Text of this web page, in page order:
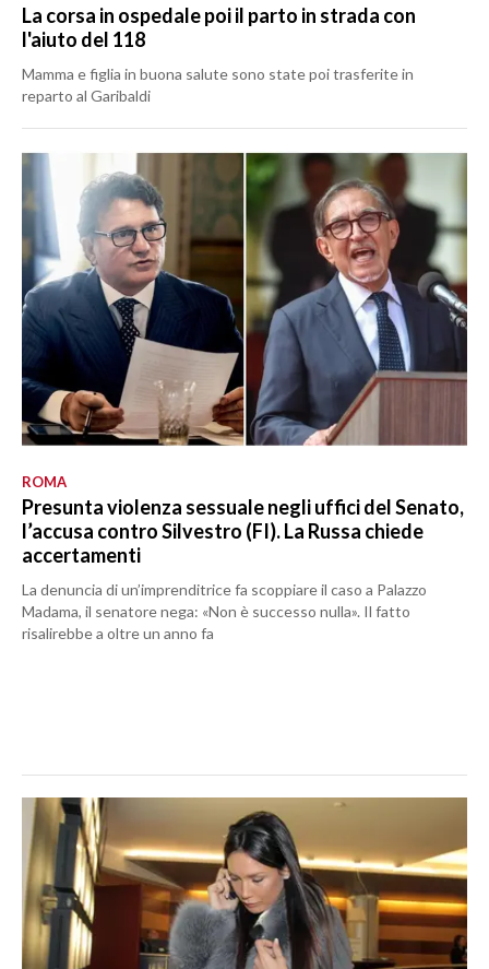
La corsa in ospedale poi il parto in strada con
l'aiuto del 118
Mamma e figlia in buona salute sono state poi trasferite in
reparto al Garibaldi
ROMA
Presunta violenza sessuale negli uffici del Senato,
l’accusa contro Silvestro (FI). La Russa chiede
accertamenti
La denuncia di un’imprenditrice fa scoppiare il caso a Palazzo
Madama, il senatore nega: «Non è successo nulla». Il fatto
risalirebbe a oltre un anno fa